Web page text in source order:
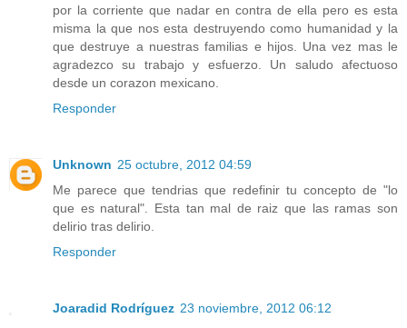
por la corriente que nadar en contra de ella pero es esta
misma la que nos esta destruyendo como humanidad y la
que destruye a nuestras familias e hijos. Una vez mas le
agradezco su trabajo y esfuerzo. Un saludo afectuoso
desde un corazon mexicano.
Responder
Unknown 25 octubre, 2012 04:59
Me parece que tendrias que redefinir tu concepto de "lo
que es natural". Esta tan mal de raiz que las ramas son
delirio tras delirio.
Responder
Joaradid Rodríguez 23 noviembre, 2012 06:12